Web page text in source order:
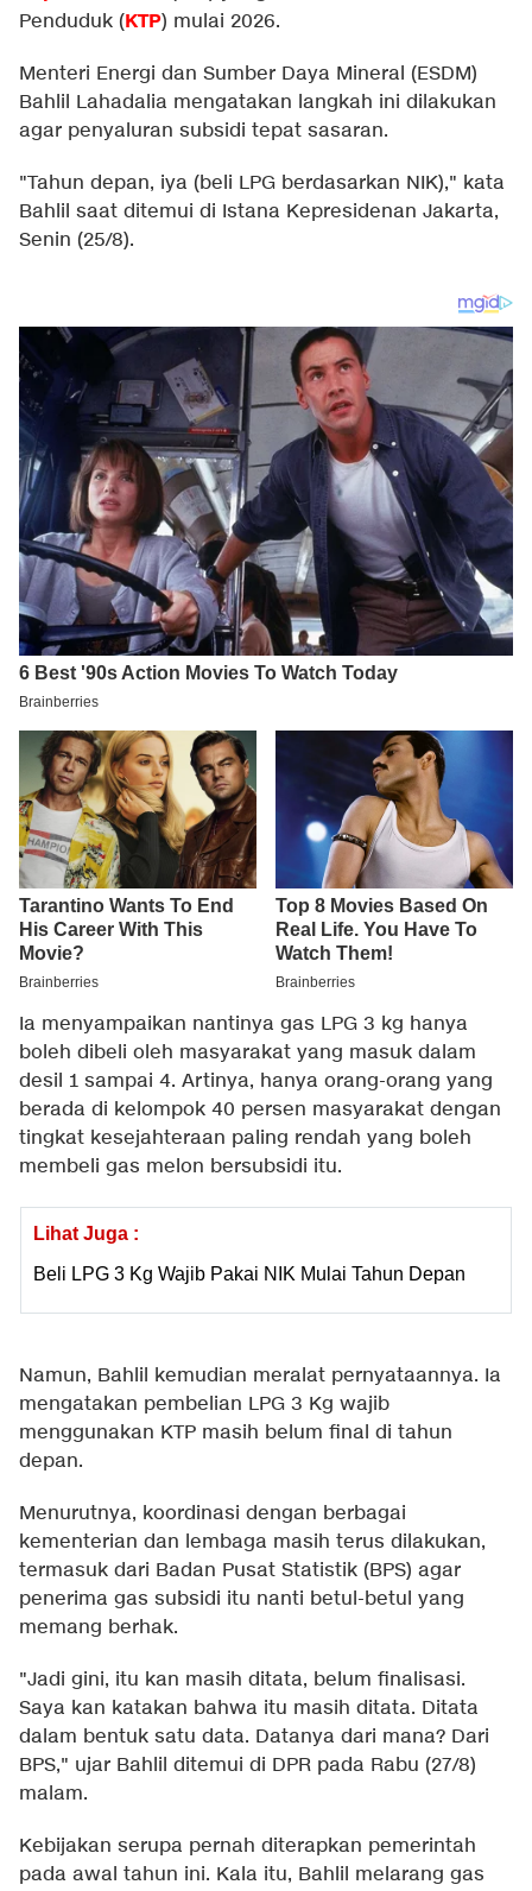
Penduduk (KTP) mulai 2026.
Menteri Energi dan Sumber Daya Mineral (ESDM)
Bahlil Lahadalia mengatakan langkah ini dilakukan
agar penyaluran subsidi tepat sasaran.
"Tahun depan, iya (beli LPG berdasarkan NIK)," kata
Bahlil saat ditemui di Istana Kepresidenan Jakarta,
Senin (25/8).
Ia menyampaikan nantinya gas LPG 3 kg hanya
boleh dibeli oleh masyarakat yang masuk dalam
desil 1 sampai 4. Artinya, hanya orang-orang yang
berada di kelompok 40 persen masyarakat dengan
tingkat kesejahteraan paling rendah yang boleh
membeli gas melon bersubsidi itu.
Lihat Juga :
Beli LPG 3 Kg Wajib Pakai NIK Mulai Tahun Depan
Namun, Bahlil kemudian meralat pernyataannya. Ia
mengatakan pembelian LPG 3 Kg wajib
menggunakan KTP masih belum final di tahun
depan.
Menurutnya, koordinasi dengan berbagai
kementerian dan lembaga masih terus dilakukan,
termasuk dari Badan Pusat Statistik (BPS) agar
penerima gas subsidi itu nanti betul-betul yang
memang berhak.
"Jadi gini, itu kan masih ditata, belum finalisasi.
Saya kan katakan bahwa itu masih ditata. Ditata
dalam bentuk satu data. Datanya dari mana? Dari
BPS," ujar Bahlil ditemui di DPR pada Rabu (27/8)
malam.
Kebijakan serupa pernah diterapkan pemerintah
pada awal tahun ini. Kala itu, Bahlil melarang gas